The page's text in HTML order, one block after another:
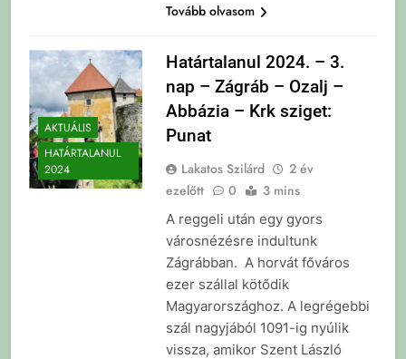
Tovább olvasom
AKTUÁLIS
HATÁRTALANUL
2024
Határtalanul 2024. – 3.
nap – Zágráb – Ozalj –
Abbázia – Krk sziget:
Punat
Lakatos Szilárd
2 év
ezelőtt
0 3 mins
A reggeli után egy gyors
városnézésre indultunk
Zágrábban. A horvát főváros
ezer szállal kötődik
Magyarországhoz. A legrégebbi
szál nagyjából 1091-ig nyúlik
vissza, amikor Szent László